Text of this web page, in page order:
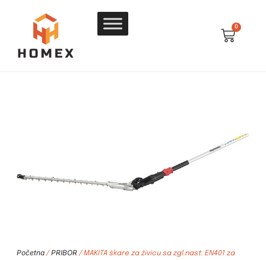
0
Početna/ PRIBOR/ MAKITA škare za živicu sa zgl.nast. EN401 za